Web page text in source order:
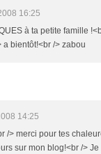
16:25
à ta petite famille
a bientôt!<br /> zabou
14:25
/> merci pour tes
sur mon blog!<br /> Je